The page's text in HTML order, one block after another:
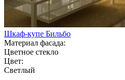
Шкаф-купе Бильбо
Материал фасада:
Цветное стекло
Цвет:
Светлый